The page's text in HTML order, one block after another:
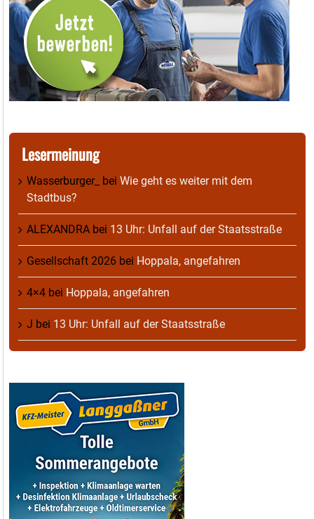
Lesermeinung
Wasserburger_ bei Wie geht es weiter mit dem
Stadtbus?
ALEXANDRA bei 13 Uhr: Unfall auf der Staatsstraße
Gesellschaft 2026 bei Hoppala, angefahren
4×4 bei Hoppala, angefahren
J bei 13 Uhr: Unfall auf der Staatsstraße